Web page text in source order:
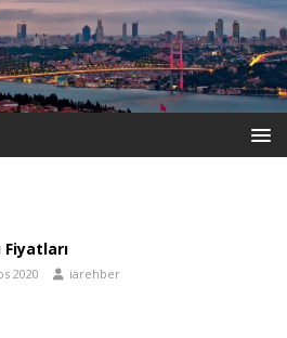
Fiyatları
2020 iarehber